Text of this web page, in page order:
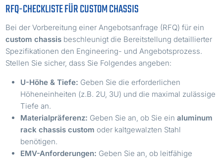
RFQ-CHECKLISTE FÜR CUSTOM CHASSIS
Bei der Vorbereitung einer Angebotsanfrage (RFQ) für ein
custom chassis beschleunigt die Bereitstellung detaillierter
Spezifikationen den Engineering- und Angebotsprozess.
Stellen Sie sicher, dass Sie Folgendes angeben:
U-Höhe & Tiefe: Geben Sie die erforderlichen
Höheneinheiten (z.B. 2U, 3U) und die maximal zulässige
Tiefe an.
Materialpräferenz: Geben Sie an, ob Sie einaluminum
rack chassis custom oder kaltgewalzten Stahl
benötigen.
EMV-Anforderungen: Geben Sie an, ob leitfähige